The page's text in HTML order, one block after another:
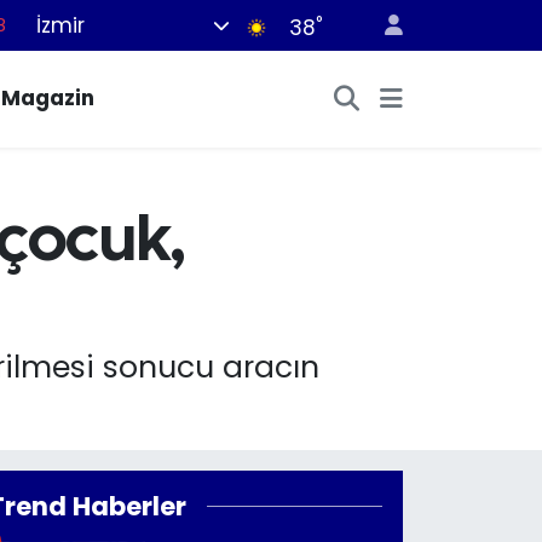
İzmir 38°
Magazin
sonucu aracın
Haberler